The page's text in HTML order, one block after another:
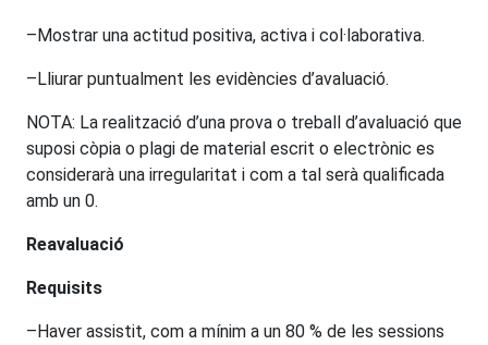
–Mostrar una actitud positiva, activa i col·laborativa.
–Lliurar puntualment les evidències d’avaluació.
NOTA: La realització d’una prova o treball d’avaluació que
suposi còpia o plagi de material escrit o electrònic es
considerarà una irregularitat i com a tal serà qualificada
amb un 0.
Reavaluació
Requisits
–Haver assistit, com a mínim a un 80 % de les sessions